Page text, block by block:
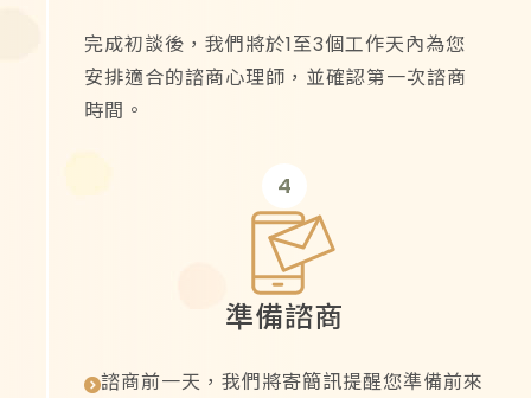
完成初談後，我們將於1至3個工作天內為您
安排適合的諮商心理師，並確認第一次諮商
時間。
4
準備諮商
諮商前一天，我們將寄簡訊提醒您準備前來